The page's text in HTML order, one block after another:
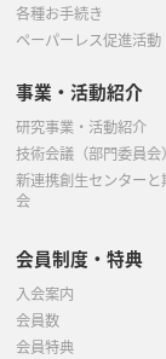
各種お手続き
ペーパーレス促進活動
事業・活動紹介
研究事業・活動紹介
技術会議（部門委員会）
新連携創生センター
会
会員制度・特典
入会案内
会員数
会員特典